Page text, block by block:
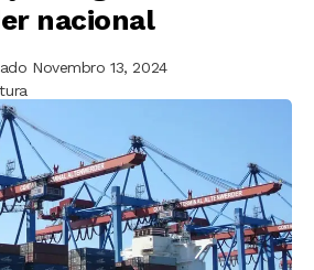
nacional
Novembro 13, 2024